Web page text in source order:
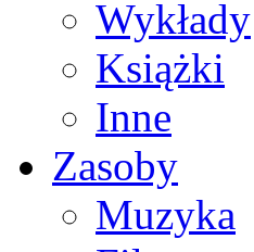
Wykłady
Książki
Inne
Zasoby
Muzyka